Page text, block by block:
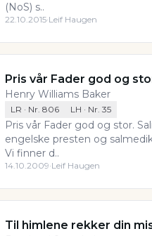
(NoS) s..
22.10.2015·Leif Haugen
Pris vår Fader god og
Henry Williams Baker
LR · Nr. 806 LH · Nr. 35
Pris vår Fader god og stor.
engelske presten og
Vi finner d..
14.10.2009·Leif Haugen
Til himlene rekker din